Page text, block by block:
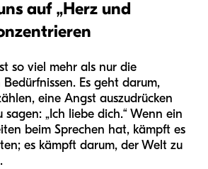
auf „Herz und
so viel mehr als nur die
Es geht darum,
eine Angst auszudrücken
„Ich liebe dich.“ Wenn ein
beim Sprechen hat, kämpft es
es kämpft darum, der Welt zu